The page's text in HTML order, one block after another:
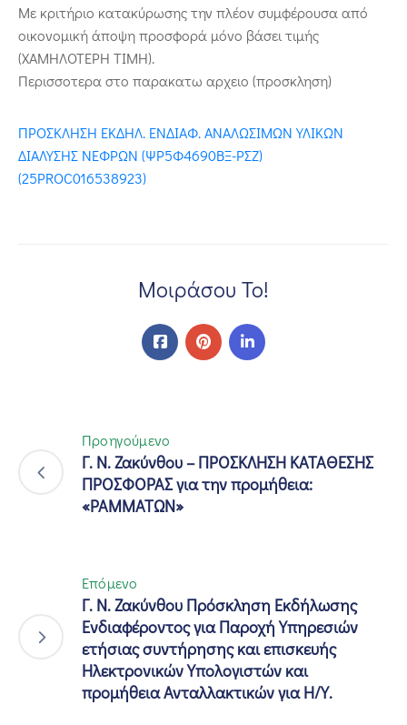
Με κριτήριο κατακύρωσης την πλέον συμφέρουσα από
οικονομική άποψη προσφορά μόνο βάσει τιμής
(ΧΑΜΗΛΟΤΕΡΗ ΤΙΜΗ).
Περισσοτερα στο παρακατω αρχειο (προσκληση)
ΠΡΟΣΚΛΗΣΗ ΕΚΔΗΛ. ΕΝΔΙΑΦ. ΑΝΑΛΩΣΙΜΩΝ ΥΛΙΚΩΝ
ΔΙΑΛΥΣΗΣ ΝΕΦΡΩΝ (ΨΡ5Φ4690ΒΞ-ΡΣΖ)
(25PROC016538923)
Μοιράσου Το!
Προηγούμενο
Γ. Ν. Ζακύνθου – ΠΡΟΣΚΛΗΣΗ ΚΑΤΑΘΕΣΗΣ
ΠΡΟΣΦΟΡΑΣ για την προμήθεια:
«ΡΑΜΜΑΤΩΝ»
Επόμενο
Γ. Ν. Ζακύνθου Πρόσκληση Εκδήλωσης
Ενδιαφέροντος για Παροχή Υπηρεσιών
ετήσιας συντήρησης και επισκευής
Ηλεκτρονικών Υπολογιστών και
προμήθεια Ανταλλακτικών για Η/Υ.